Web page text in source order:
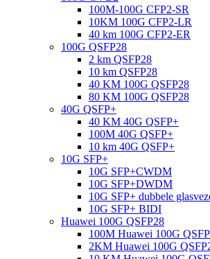
100M-100G CFP2-SR
10KM 100G CFP2-LR
40 km 100G CFP2-ER
100G QSFP28
2 km QSFP28
10 km QSFP28
40 KM 100G QSFP28
80 KM 100G QSFP28
40G QSFP+
40 KM 40G QSFP+
100M 40G QSFP+
10 km 40G QSFP+
10G SFP+
10G SFP+CWDM
10G SFP+DWDM
10G SFP+ dubbele
10G SFP+ BIDI
Huawei 100G QSFP28
100M Huawei 100G
2KM Huawei 100G